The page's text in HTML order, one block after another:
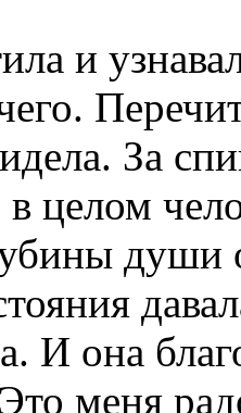
и
За
целом
души
И она
меня